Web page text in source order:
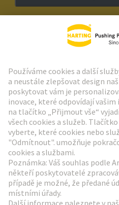
Zpravodaj HARTING
Přejít na registraci
Social Media